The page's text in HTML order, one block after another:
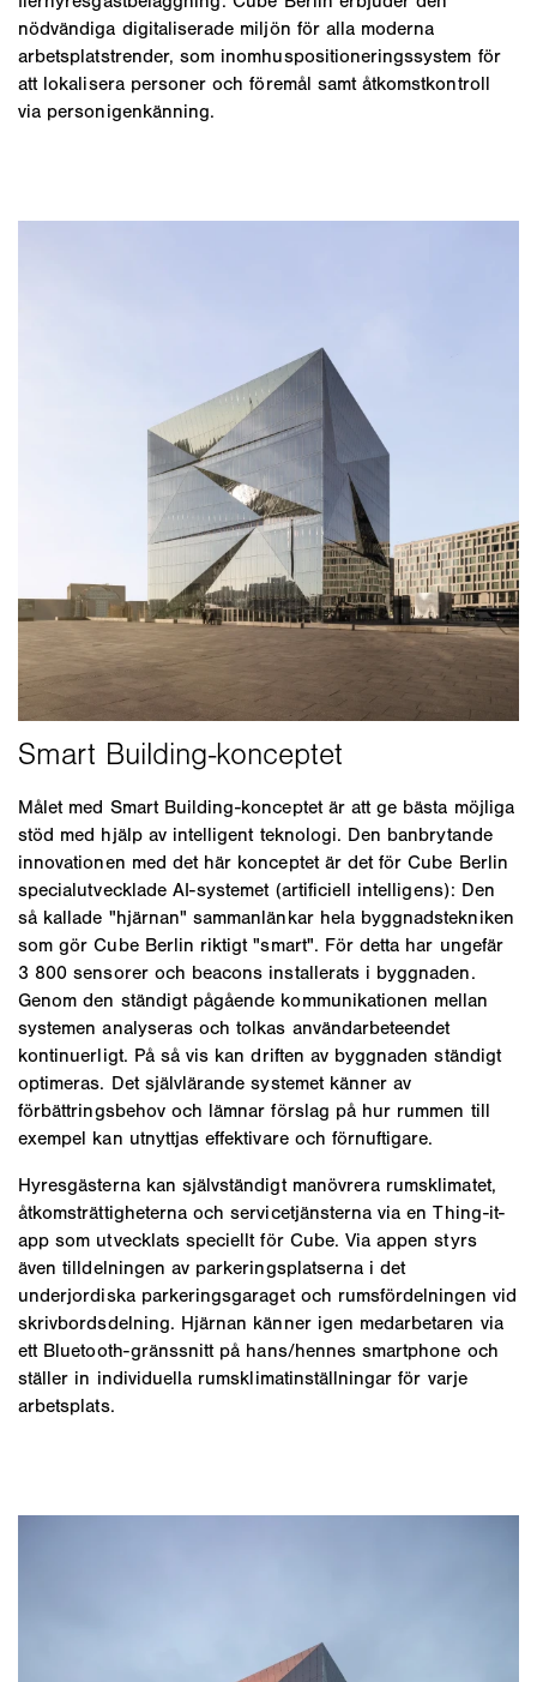
nödvändiga digitaliserade miljön för alla moderna
arbetsplatstrender, som inomhuspositioneringssystem för
att lokalisera personer och föremål samt åtkomstkontroll
via personigenkänning.
Målet med Smart Building-konceptet är att ge bästa möjliga
stöd med hjälp av intelligent teknologi. Den banbrytande
innovationen med det här konceptet är det för Cube Berlin
specialutvecklade AI-systemet (artificiell intelligens): Den
så kallade "hjärnan" sammanlänkar hela byggnadstekniken
som gör Cube Berlin riktigt "smart". För detta har ungefär
3 800 sensorer och beacons installerats i byggnaden.
Genom den ständigt pågående kommunikationen mellan
systemen analyseras och tolkas användarbeteendet
kontinuerligt. På så vis kan driften av byggnaden ständigt
optimeras. Det självlärande systemet känner av
förbättringsbehov och lämnar förslag på hur rummen till
exempel kan utnyttjas effektivare och förnuftigare.
Hyresgästerna kan självständigt manövrera rumsklimatet,
åtkomsträttigheterna och servicetjänsterna via en Thing-it-
app som utvecklats speciellt för Cube. Via appen styrs
även tilldelningen av parkeringsplatserna i det
underjordiska parkeringsgaraget och rumsfördelningen vid
skrivbordsdelning. Hjärnan känner igen medarbetaren via
ett Bluetooth-gränssnitt på hans/hennes smartphone och
ställer in individuella rumsklimatinställningar för varje
arbetsplats.